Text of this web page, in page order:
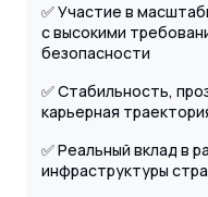
✅ Участие в
с высокими
безопасности
✅ Стабильность,
карьерная
✅ Реальный вклад в
инфраструктуры